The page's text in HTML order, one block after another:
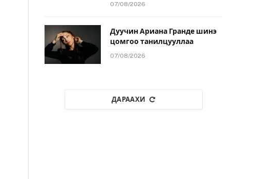
07/08/2026
Дуучин Ариана Гранде шинэ
цомгоо танилцууллаа
07/08/2026
ДАРААХИ